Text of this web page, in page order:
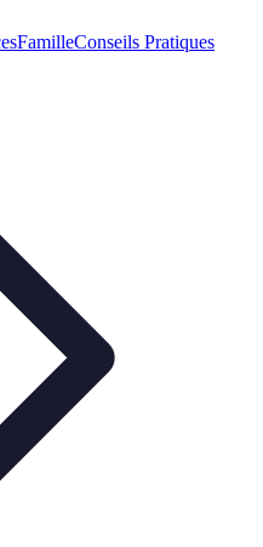
FamilleConseils Pratiques